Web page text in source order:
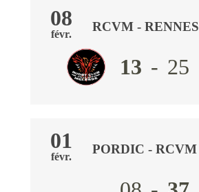
08
févr.
RCVM - RENNES
13 - 25
01
févr.
PORDIC - RCVM